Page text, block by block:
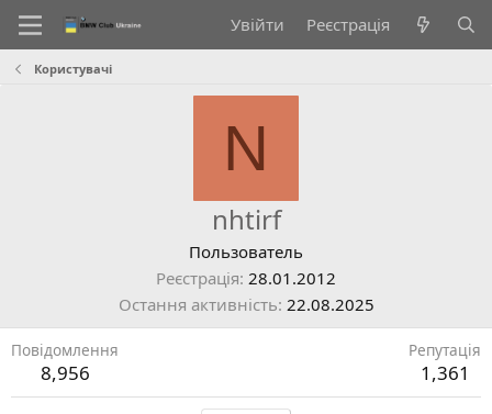
Увійти Реєстрація
Користувачі
N
nhtirf
Пользователь
Реєстрація 28.01.2012
Остання активність 22.08.2025
Повідомлення
8,956
Репутація
1,361